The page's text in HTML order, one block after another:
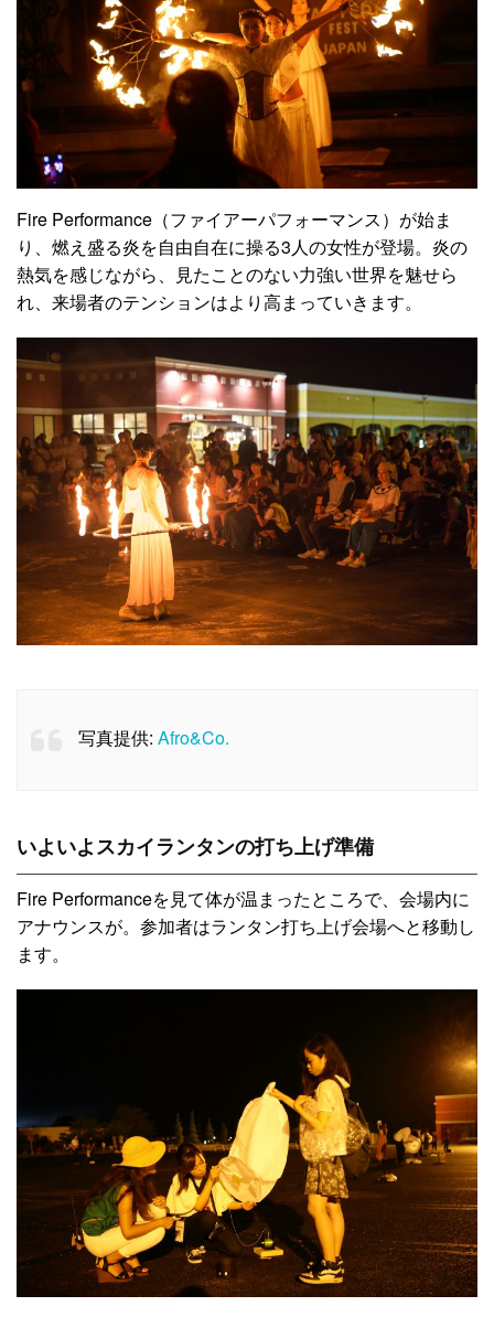
Fire Performance（ファイアーパフォーマンス）が始ま
り、燃え盛る炎を自由自在に操る3人の女性が登場。炎の
熱気を感じながら、見たことのない力強い世界を魅せら
れ、来場者のテンションはより高まっていきます。
写真提供: Afro&Co.
いよいよスカイランタンの打ち上げ準備
Fire Performanceを見て体が温まったところで、会場内に
アナウンスが。参加者はランタン打ち上げ会場へと移動し
ます。